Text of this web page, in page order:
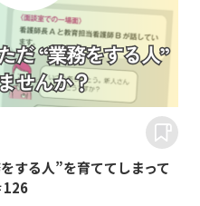
する人”を育ててしまって
126